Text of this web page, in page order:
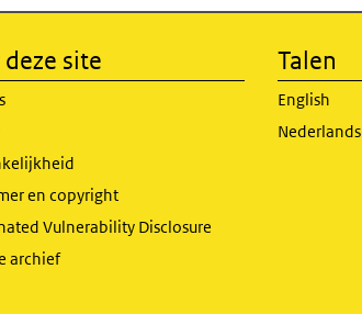
deze site
en copyright
Vulnerability Disclosure
archief
Talen
English
Nederlands